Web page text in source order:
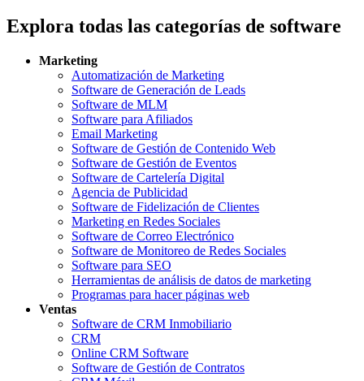
Explora todas las categorías de software
Marketing
Automatización de Marketing
Software de Generación de Leads
Software de MLM
Software para Afiliados
Email Marketing
Software de Gestión de Contenido Web
Software de Gestión de Eventos
Software de Cartelería Digital
Agencia de Publicidad
Software de Fidelización de Clientes
Marketing en Redes Sociales
Software de Correo Electrónico
Software de Monitoreo de Redes Sociales
Software para SEO
Herramientas de análisis de datos de marketing
Programas para hacer páginas web
Ventas
Software de CRM Inmobiliario
CRM
Online CRM Software
Software de Gestión de Contratos